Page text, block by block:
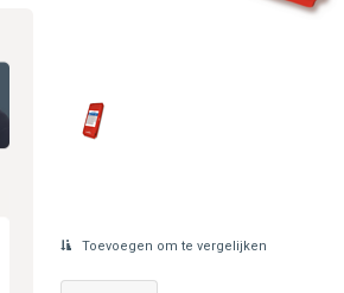
Toevoegen om te vergelijken